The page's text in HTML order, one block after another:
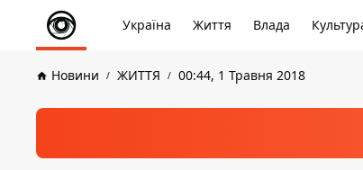
Україна Життя Влада
Новини ЖИТТЯ 00:44, 1 Травня 2018